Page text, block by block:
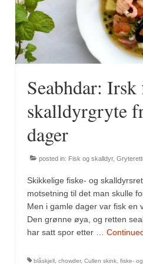
Fugl
Gryteretter
Snacks
Supper
Vegetar
Krydder, oppskrifter
Albóndigaskrydder
Bouquet garni
Seabhdar:
skalldyrgryte
dager
posted in: Fisk og skalldyr,
Skikkelige fiske- og
motsetning til det man skulle
Men i gamle dager var fisk en
Den grønne øya, og retten
har satt spor etter …
blåskjell chowder, Cullen skink fiske-